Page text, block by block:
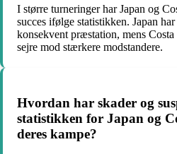
I større turneringer har Japan og
succes ifølge statistikken. Japan
konsekvent præstation, mens
sejre mod stærkere modstandere.
Hvordan har skader og
statistikken for Japan og
deres kampe?